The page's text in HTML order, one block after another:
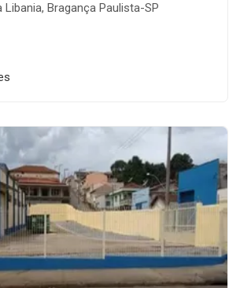
Libania, Bragança Paulista-SP